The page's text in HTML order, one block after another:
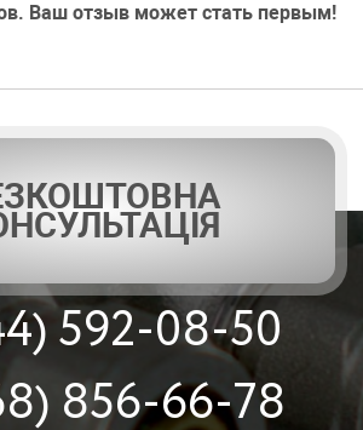
Ваш отзыв может стать первым!
592-08-50
856-66-78